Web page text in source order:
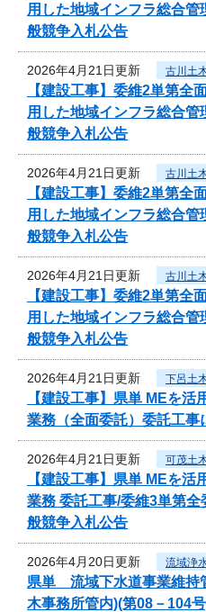
用した地域インフラ総合
般競争入札公告
2026年4月21日更新 古川土
【建設工事】委維2単第
用した地域インフラ総合
般競争入札公告
2026年4月21日更新 古川土
【建設工事】委維2単第
用した地域インフラ総合
般競争入札公告
2026年4月21日更新 古川土
【建設工事】委維2単第
用した地域インフラ総合
般競争入札公告
2026年4月21日更新 下呂土
【建設工事】県単 MEを
業務（全面委託）委託工
2026年4月21日更新 可茂土
【建設工事】県単 MEを
業務 委託工事/委維3単第
般競争入札公告
2026年4月20日更新 流域浄
県単 流域下水道事業維持
木事務所管内)(第08－104